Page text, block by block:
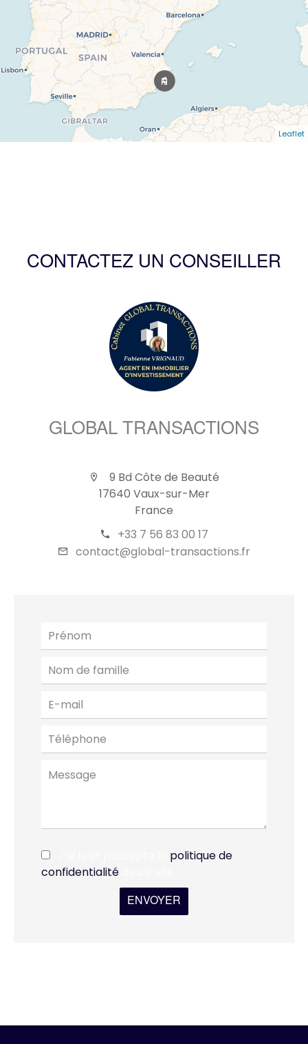
Leaflet
CONTACTEZ UN CONSEILLER
GLOBAL TRANSACTIONS
9 Bd Côte de Beauté
17640 Vaux-sur-Mer
France
+33 7 56 83 00 17
contact@global-transactions.fr
politique de
confidentialité
ENVOYER